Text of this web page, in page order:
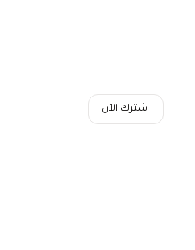
اشترك الآن